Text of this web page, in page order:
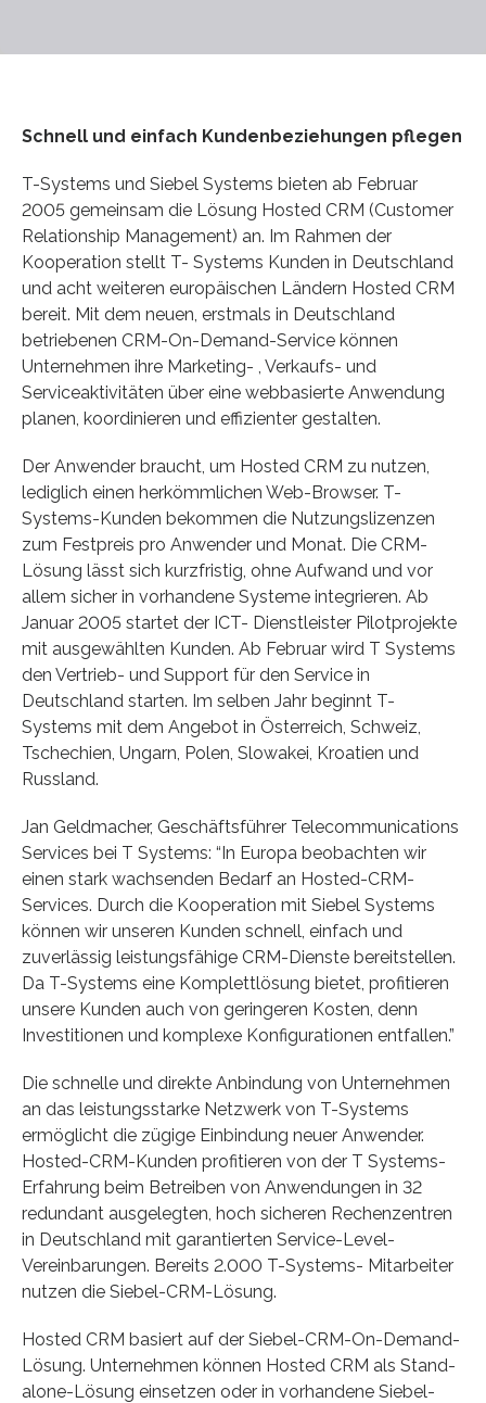
Schnell und einfach Kundenbeziehungen pflegen
T-Systems und Siebel Systems bieten ab Februar
2005 gemeinsam die Lösung Hosted CRM (Customer
Relationship Management) an. Im Rahmen der
Kooperation stellt T- Systems Kunden in Deutschland
und acht weiteren europäischen Ländern Hosted CRM
bereit. Mit dem neuen, erstmals in Deutschland
betriebenen CRM-On-Demand-Service können
Unternehmen ihre Marketing- , Verkaufs- und
Serviceaktivitäten über eine webbasierte Anwendung
planen, koordinieren und effizienter gestalten.
Der Anwender braucht, um Hosted CRM zu nutzen,
lediglich einen herkömmlichen Web-Browser. T-
Systems-Kunden bekommen die Nutzungslizenzen
zum Festpreis pro Anwender und Monat. Die CRM-
Lösung lässt sich kurzfristig, ohne Aufwand und vor
allem sicher in vorhandene Systeme integrieren. Ab
Januar 2005 startet der ICT- Dienstleister Pilotprojekte
mit ausgewählten Kunden. Ab Februar wird T Systems
den Vertrieb- und Support für den Service in
Deutschland starten. Im selben Jahr beginnt T-
Systems mit dem Angebot in Österreich, Schweiz,
Tschechien, Ungarn, Polen, Slowakei, Kroatien und
Russland.
Jan Geldmacher, Geschäftsführer Telecommunications
Services bei T Systems: “In Europa beobachten wir
einen stark wachsenden Bedarf an Hosted-CRM-
Services. Durch die Kooperation mit Siebel Systems
können wir unseren Kunden schnell, einfach und
zuverlässig leistungsfähige CRM-Dienste bereitstellen.
Da T-Systems eine Komplettlösung bietet, profitieren
unsere Kunden auch von geringeren Kosten, denn
Investitionen und komplexe Konfigurationen entfallen.”
Die schnelle und direkte Anbindung von Unternehmen
an das leistungsstarke Netzwerk von T-Systems
ermöglicht die zügige Einbindung neuer Anwender.
Hosted-CRM-Kunden profitieren von der T Systems-
Erfahrung beim Betreiben von Anwendungen in 32
redundant ausgelegten, hoch sicheren Rechenzentren
in Deutschland mit garantierten Service-Level-
Vereinbarungen. Bereits 2.000 T-Systems- Mitarbeiter
nutzen die Siebel-CRM-Lösung.
Hosted CRM basiert auf der Siebel-CRM-On-Demand-
Lösung. Unternehmen können Hosted CRM als Stand-
alone-Lösung einsetzen oder in vorhandene Siebel-